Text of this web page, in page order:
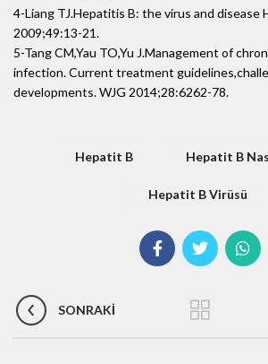
4-Liang TJ.Hepatitis B: the virus and disease
2009;49:13-21.
5-Tang CM,Yau TO,Yu J.Management of
infection. Current treatment
developments. WJG 2014;28:6262-78.
Hepatit B Hepatit B
Hepatit B Virüsü
SONRAKI